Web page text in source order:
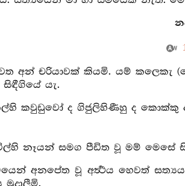
අන් චරියාවක් කියමි. යම්
යැ.
කවුඩුවෝ ද ගිජුලිහිණීහු ද කොක්කු
විල්හි නෑයන් සමග පීඩිත වූ මම් මෙසේ
අනපේත වූ අර්‍ත්‍ථය හෙවත්